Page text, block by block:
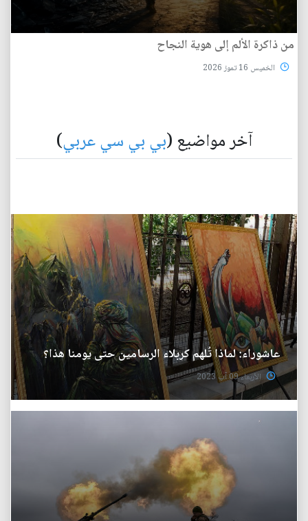
من ذاكرة الألم إلى هوية النجاح
الخميس 16 تموز 2026
آخر مواضيع (بي بي سي عربي)
عاشوراء: لماذا تُلهم كربلاء الرسامين حتى يومنا هذا؟
الأربعاء 09 آب 2023